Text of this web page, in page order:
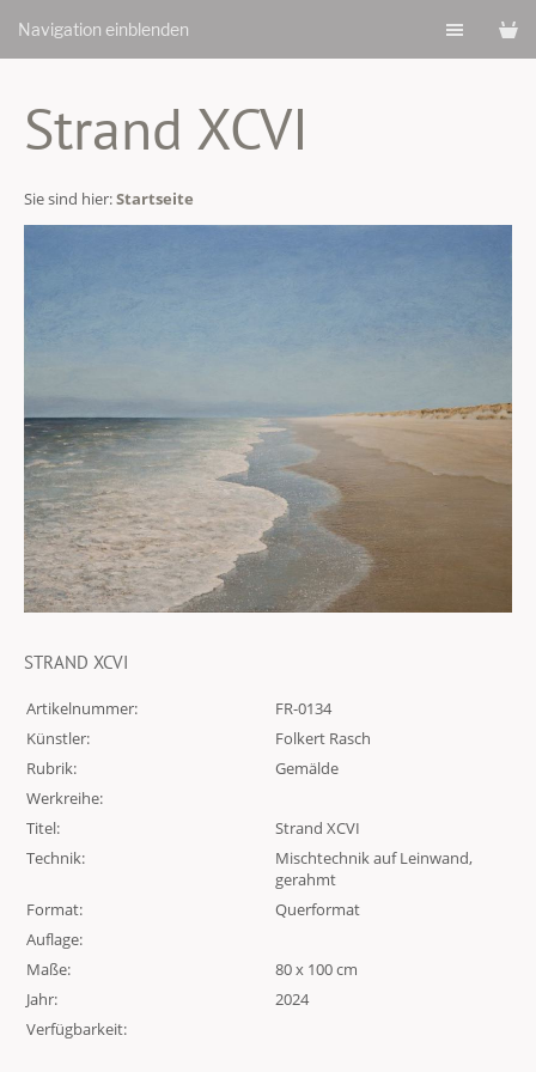
Navigation einblenden
Strand XCVI
Sie sind hier:Startseite
STRAND XCVI
Artikelnummer:
FR-0134
Künstler:
Folkert Rasch
Rubrik:
Gemälde
Werkreihe:
Titel:
Strand XCVI
Technik:
Mischtechnik auf Leinwand,
gerahmt
Format:
Querformat
Auflage:
Maße:
80 x 100 cm
Jahr:
2024
Verfügbarkeit: